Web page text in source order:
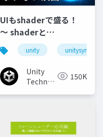
UIもshaderで盛る！
〜 shaderと
animationで作るリッ
チなUI演出
unity unitysync
Unity
Technologies150K